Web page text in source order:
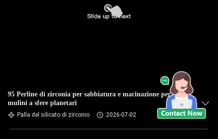
95 Perline di zirconia per sabbiatura e macinazione per
mulini a sfere planetari
Palla del silicato di zirconio 2026-07-02